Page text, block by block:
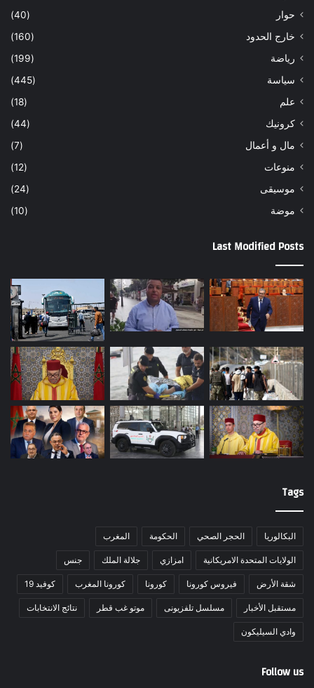
حوار
(40)
خارج الحدود
(160)
رياضة
(199)
سياسة
(445)
علم
(18)
كرونيك
(44)
مال و أعمال
(7)
منوعات
(12)
موسيقى
(24)
موضة
(10)
Last Modified Posts
Tags
البكالوريا الحجر الصحي الحكومة المغرب
الولايات المتحدة الامريكانية امزازي جلالة الملك جنس
شقة الأرض فيروس كورونا كورونا كورونا المغرب كوفيد 19
مستقبل الأخبار مسلسل تلفزيونى موتو غب قطر نتائج الانتخابات
وادي السيليكون
Follow us